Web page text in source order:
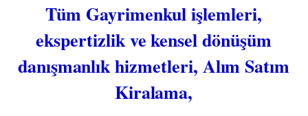
Tüm Gayrimenkul işlemleri,
ekspertizlik ve kensel dönüşüm
danışmanlık hizmetleri, Alım Satım
Kiralama,